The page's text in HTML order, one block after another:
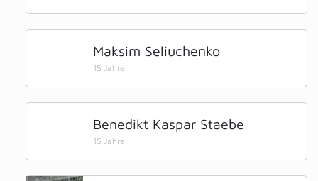
Maksim Seliuchenko
15 Jahre
Benedikt Kaspar Staebe
15 Jahre